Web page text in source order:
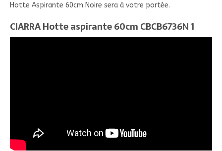
Hotte Aspirante 60cm Noire sera à votre portée.
CIARRA Hotte aspirante 60cm CBCB6736N 1